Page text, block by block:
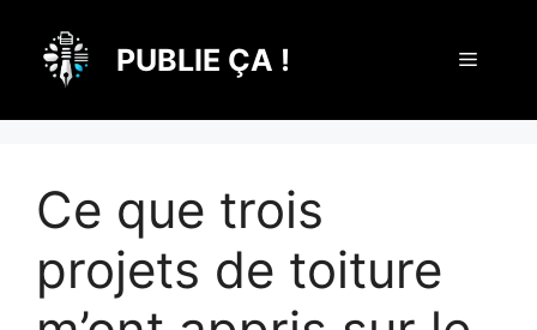
contenu
PUBLIE ÇA ! Menu
Ce que trois
projets de toiture